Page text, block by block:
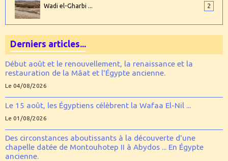
Wadi el-Gharbi ... 2
Derniers articles...
Début août et le renouvellement, la renaissance et la
restauration de la Mâat et l'Égypte ancienne.
Le 04/08/2026
Le 15 août, les Égyptiens célèbrent la Wafaa El-Nil ...
Le 01/08/2026
Des circonstances aboutissants à la découverte d'une
chapelle datée de Montouhotep II à Abydos ... En Égypte
ancienne.